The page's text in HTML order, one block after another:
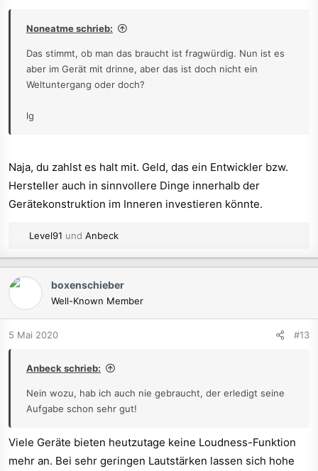
Noneatme schrieb:
Das stimmt, ob man das braucht ist fragwürdig. Nun ist es
aber im Gerät mit drinne, aber das ist doch nicht ein
Weltuntergang oder doch?
lg
Naja, du zahlst es halt mit. Geld, das ein Entwickler bzw.
Hersteller auch in sinnvollere Dinge innerhalb der
Gerätekonstruktion im Inneren investieren könnte.
R
k
o
n
n
:
Level91 und Anbeck
boxenschieber
Well-Known Member
5 Mai 2020 #13
Anbeck schrieb:
Nein wozu, hab ich auch nie gebraucht, der erledigt seine
Aufgabe schon sehr gut!
Viele Geräte bieten heutzutage keine Loudness-Funktion
mehr an. Bei sehr geringen Lautstärken lassen sich hohe